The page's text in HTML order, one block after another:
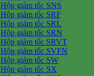
Hộp giảm tốc SNS
Hộp giảm tốc SRF
Hộp giảm tốc SRL
Hộp giảm tốc SRN
Hộp giảm tốc SRVT
Hộp giảm tốc SVFN
Hộp giảm tốc SW
Hộp giảm tốc SX